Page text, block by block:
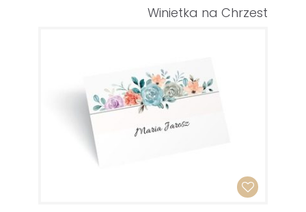
Winietka na Chrzest